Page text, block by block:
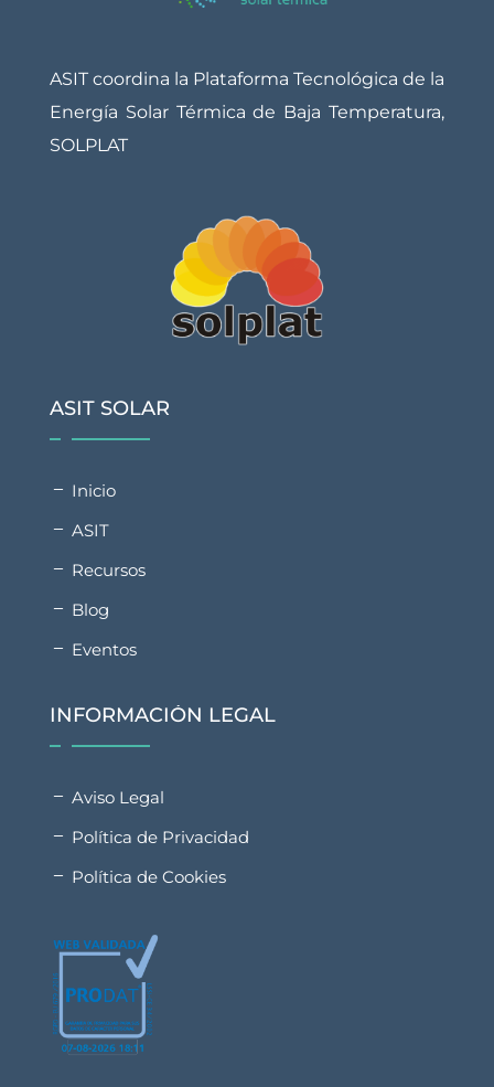
ASIT coordina la Plataforma Tecnológica de la
Energía Solar Térmica de Baja Temperatura,
SOLPLAT
ASIT SOLAR
Inicio
ASIT
Recursos
Blog
Eventos
INFORMACIÓN LEGAL
Aviso Legal
Política de Privacidad
Política de Cookies